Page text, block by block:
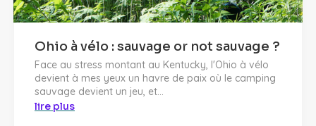
Ohio à vélo : sauvage or not sauvage ?
Face au stress montant au Kentucky, l'Ohio à vélo
devient à mes yeux un havre de paix où le camping
sauvage devient un jeu, et...
lire plus